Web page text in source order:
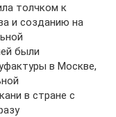
толчком к
и созданию на
были
в Москве,
в стране с